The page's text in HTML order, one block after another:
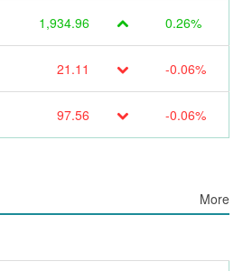
1,934.96 0.26%
21.11 -0.06%
97.56 -0.06%
More